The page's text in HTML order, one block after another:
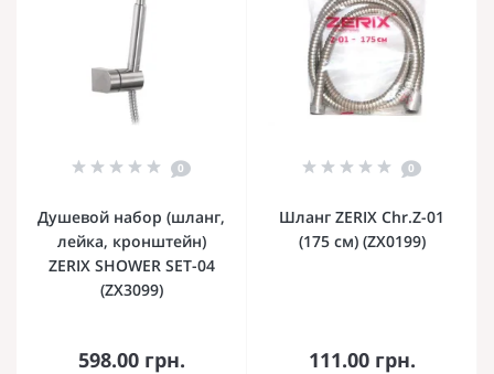
0
Душевой набор (шланг,
лейка, кронштейн)
ZERIX SHOWER SET-04
(ZX3099)
598.00 грн.
0
Шланг ZERIX Chr.Z-01
(175 см) (ZX0199)
111.00 грн.